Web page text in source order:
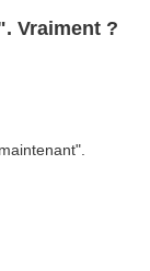
Vraiment ?